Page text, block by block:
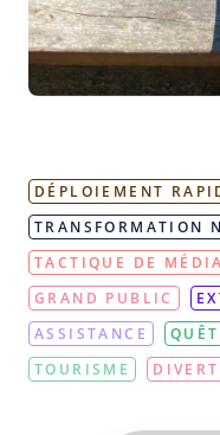
DÉPLOIEMENT
TRANSFORMATION
TACTIQUE DE
GRAND PUBLIC
ASSISTANCE
TOURISME